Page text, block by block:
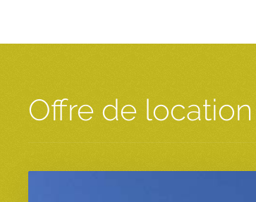
Offre de location